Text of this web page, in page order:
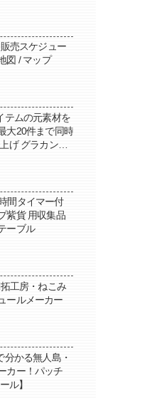
売スケジュー
図 / マップ
テムの元素材を
大20件まで同時
げ グラカン納
間タイマー付
紫貨 用収集品
ーブル
工房・ねこみ
ールメーカー
分かる無人島・
カー！パッチ
ル】